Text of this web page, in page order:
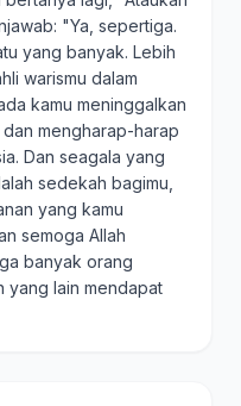
"Ya, sepertiga.
yang banyak. Lebih
warismu dalam
kamu meninggalkan
mengharap-harap
Dan seagala yang
sedekah bagimu,
yang kamu
semoga Allah
banyak orang
yang lain mendapat